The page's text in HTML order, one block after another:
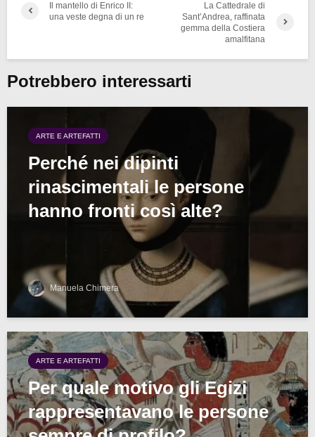
Il mantello di Enrico II:
una veste degna di un re
La Cattedrale di
Sant’Andrea, raffinata
gemma della Costiera
amalfitana
Potrebbero interessarti
ARTE E ARTEFATTI
Perché nei dipinti
rinascimentali le persone
hanno fronti così alte?
Manuela Chimera
ARTE E ARTEFATTI
Per quale motivo gli Egizi
rappresentavano le persone